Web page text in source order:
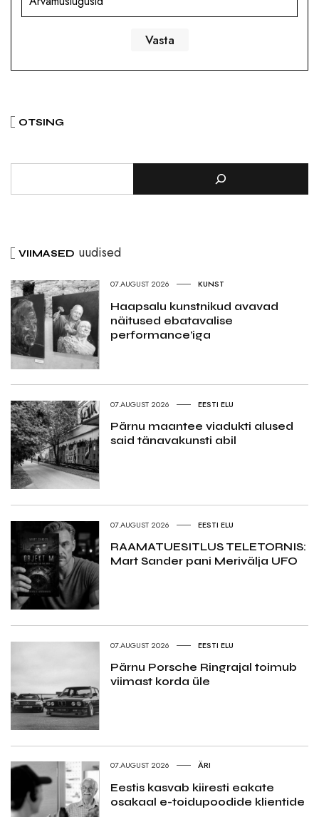
OTSING
VIIMASED uudised
07.AUGUST 2026 KUNST
Haapsalu kunstnikud avavad
näitused ebatavalise
performance’iga
07.AUGUST 2026 EESTI ELU
Pärnu maantee viadukti alused
said tänavakunsti abil
07.AUGUST 2026 EESTI ELU
RAAMATUESITLUS TELETORNIS:
Mart Sander pani Merivälja UFO
07.AUGUST 2026 EESTI ELU
Pärnu Porsche Ringrajal toimub
viimast korda üle
07.AUGUST 2026 ÄRI
Eestis kasvab kiiresti eakate
osakaal e-toidupoodide klientide